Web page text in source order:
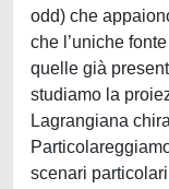
odd) che
che l’uniche
quelle già
studiamo la
Lagrangiana
scenari